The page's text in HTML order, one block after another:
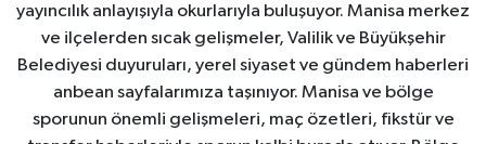
yayıncılık anlayışıyla okurlarıyla buluşuyor. Manisa merkez
ve ilçelerden sıcak gelişmeler, Valilik ve Büyükşehir
Belediyesi duyuruları, yerel siyaset ve gündem haberleri
anbean sayfalarımıza taşınıyor. Manisa ve bölge
sporunun önemli gelişmeleri, maç özetleri, fikstür ve